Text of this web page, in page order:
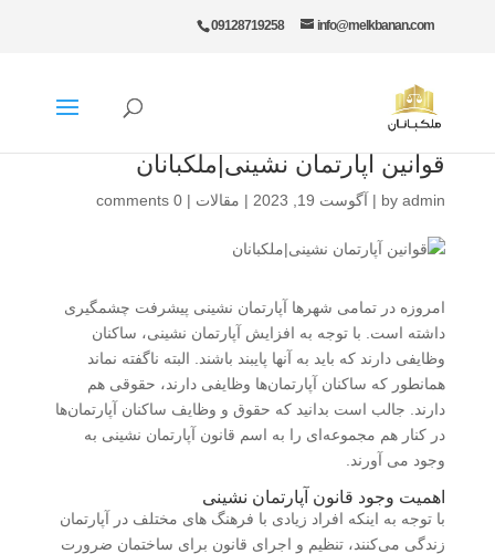
09128719258 info@melkbanan.com
قوانین آپارتمان نشینی|ملکبانان
byadmin
| آگوست 19, 2023 | مقالات |
0 comments
امروزه در تمامی شهرها آپارتمان نشینی پیشرفت چشمگیری
داشته است. با توجه به افزایش آپارتمان نشینی، ساکنان
وظایفی دارند که باید به آنها پایبند باشند. البته ناگفته نماند
همانطور که ساکنان آپارتمان‌ها وظایفی دارند، حقوقی هم
دارند. جالب است بدانید که حقوق و وظایف ساکنان آپارتمان‌ها
در کنار هم مجموعه‌ای را به اسم قانون آپارتمان نشینی به
وجود می آورند.
اهمیت وجود قانون آپارتمان نشینی
با توجه به اینکه افراد زیادی با فرهنگ‌ های مختلف در آپارتمان
زندگی می‌کنند، تنظیم و اجرای قانون برای ساختمان ضرورت